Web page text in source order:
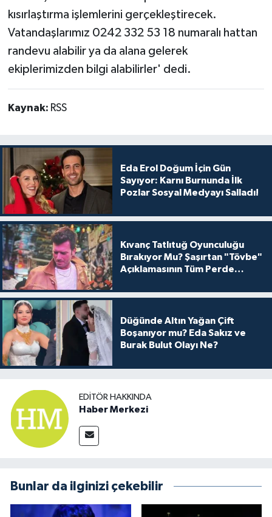
kısırlaştırma işlemlerini gerçekleştirecek.
Vatandaşlarımız 0242 332 53 18 numaralı hattan
randevu alabilir ya da alana gelerek
ekiplerimizden bilgi alabilirler' dedi.
Kaynak: RSS
Eda Erol Doğum İçin Gün
Sayıyor: Karnı Burnunda İlk
Pozlar Sosyal Medyayı Salladı!
Kıvanç Tatlıtuğ Oyunculuğu
Bırakıyor Mu? Şaşırtan "Tövbe"
Açıklamasının Tüm Perde
Düğünde Altın Yağan Çift
Boşanıyor mu? Eda Sakız ve
Burak Bulut Olayı Ne?
EDITÖR HAKKINDA
Haber Merkezi
Bunlar da ilginizi çekebilir